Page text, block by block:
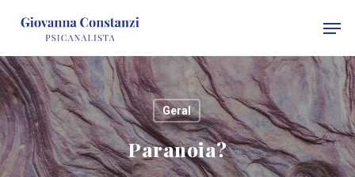
content
Geral
Paranoia?